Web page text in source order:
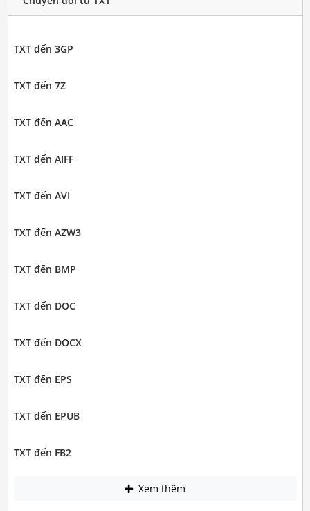
TXT đến 3GP
TXT đến 7Z
TXT đến AAC
TXT đến AIFF
TXT đến AVI
TXT đến AZW3
TXT đến BMP
TXT đến DOC
TXT đến DOCX
TXT đến EPS
TXT đến EPUB
TXT đến FB2
Xem thêm